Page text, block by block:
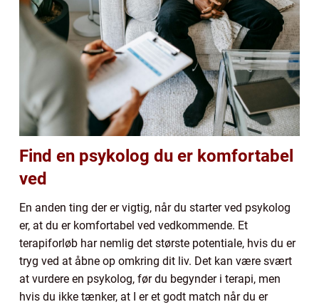
Find en psykolog du er komfortabel
ved
En anden ting der er vigtig, når du starter ved psykolog
er, at du er komfortabel ved vedkommende. Et
terapiforløb har nemlig det største potentiale, hvis du er
tryg ved at åbne op omkring dit liv. Det kan være svært
at vurdere en psykolog, før du begynder i terapi, men
hvis du ikke tænker, at I er et godt match når du er